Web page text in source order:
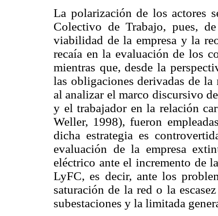
La polarización de los actores
Colectivo de Trabajo, pues,
viabilidad de la empresa y la
recaía en la evaluación de los
mientras que, desde la
las obligaciones derivadas de
al analizar el marco discursivo
y el trabajador en la relación
Weller, 1998), fueron
dicha estrategia es
evaluación de la empresa
eléctrico ante el incremento de
LyFC, es decir, ante los
saturación de la red o la
subestaciones y la limitada